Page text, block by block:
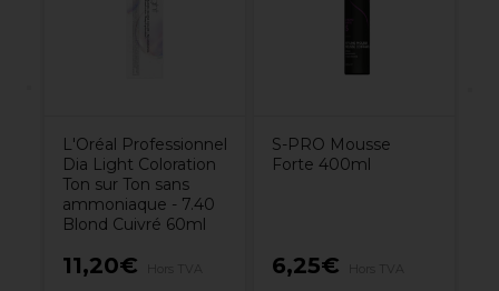
L'Oréal Professionnel
Dia Light Coloration
Ton sur Ton sans
ammoniaque - 7.40
Blond Cuivré 60ml
11,20€
S-PRO Mousse
Forte 400ml
6,25€